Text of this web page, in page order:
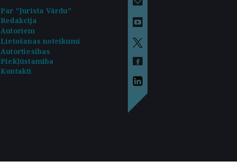
Par "Jurista Vārdu"
Redakcija
Autoriem
Lietošanas noteikumi
Autortiesības
Piekļūstamība
Kontakti